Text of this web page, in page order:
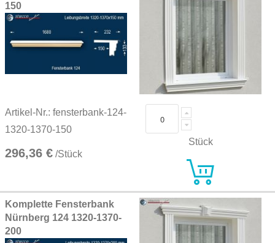
150
Artikel-Nr.: fensterbank-124-
1320-1370-150
296,36 € /Stück
Stück
Komplette Fensterbank
Nürnberg 124 1320-1370-
200